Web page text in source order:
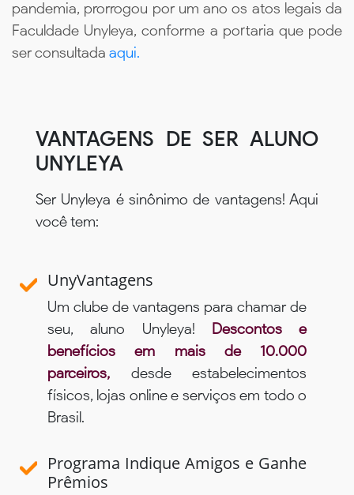
pandemia, prorrogou por um ano os atos legais da
Faculdade Unyleya, conforme a portaria que pode
ser consultada aqui.
VANTAGENS DE SER ALUNO
UNYLEYA
Ser Unyleya é sinônimo de vantagens! Aqui
você tem:
UnyVantagens
Um clube de vantagens para chamar de
seu, aluno Unyleya! Descontos e
benefícios em mais de 10.000
parceiros, desde estabelecimentos
físicos, lojas online e serviços em todo o
Brasil.
Programa Indique Amigos e Ganhe
Prêmios